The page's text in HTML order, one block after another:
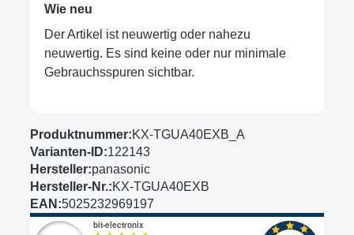
Wie neu
Der Artikel ist neuwertig oder nahezu
neuwertig. Es sind keine oder nur minimale
Gebrauchsspuren sichtbar.
Produktnummer:KX-TGUA40EXB_A
Varianten-ID:122143
Hersteller:panasonic
Hersteller-Nr.:KX-TGUA40EXB
EAN:5025232969197